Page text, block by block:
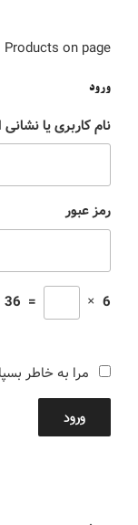
Products on page
ورود
نام کاربری یا نشانی
رمز عبور
6
×
=
36
مرا به خاطر
ورود